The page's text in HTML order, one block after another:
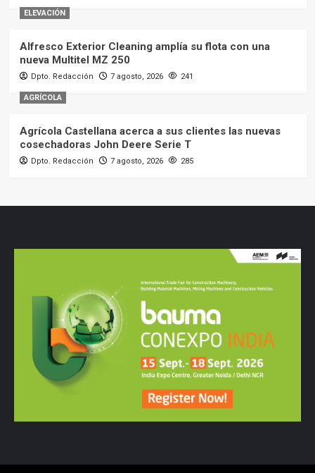
ELEVACIÓN
Alfresco Exterior Cleaning amplía su flota con una
nueva Multitel MZ 250
Dpto. Redacción 7 agosto, 2026 241
AGRÍCOLA
Agrícola Castellana acerca a sus clientes las nuevas
cosechadoras John Deere Serie T
Dpto. Redacción 7 agosto, 2026 285